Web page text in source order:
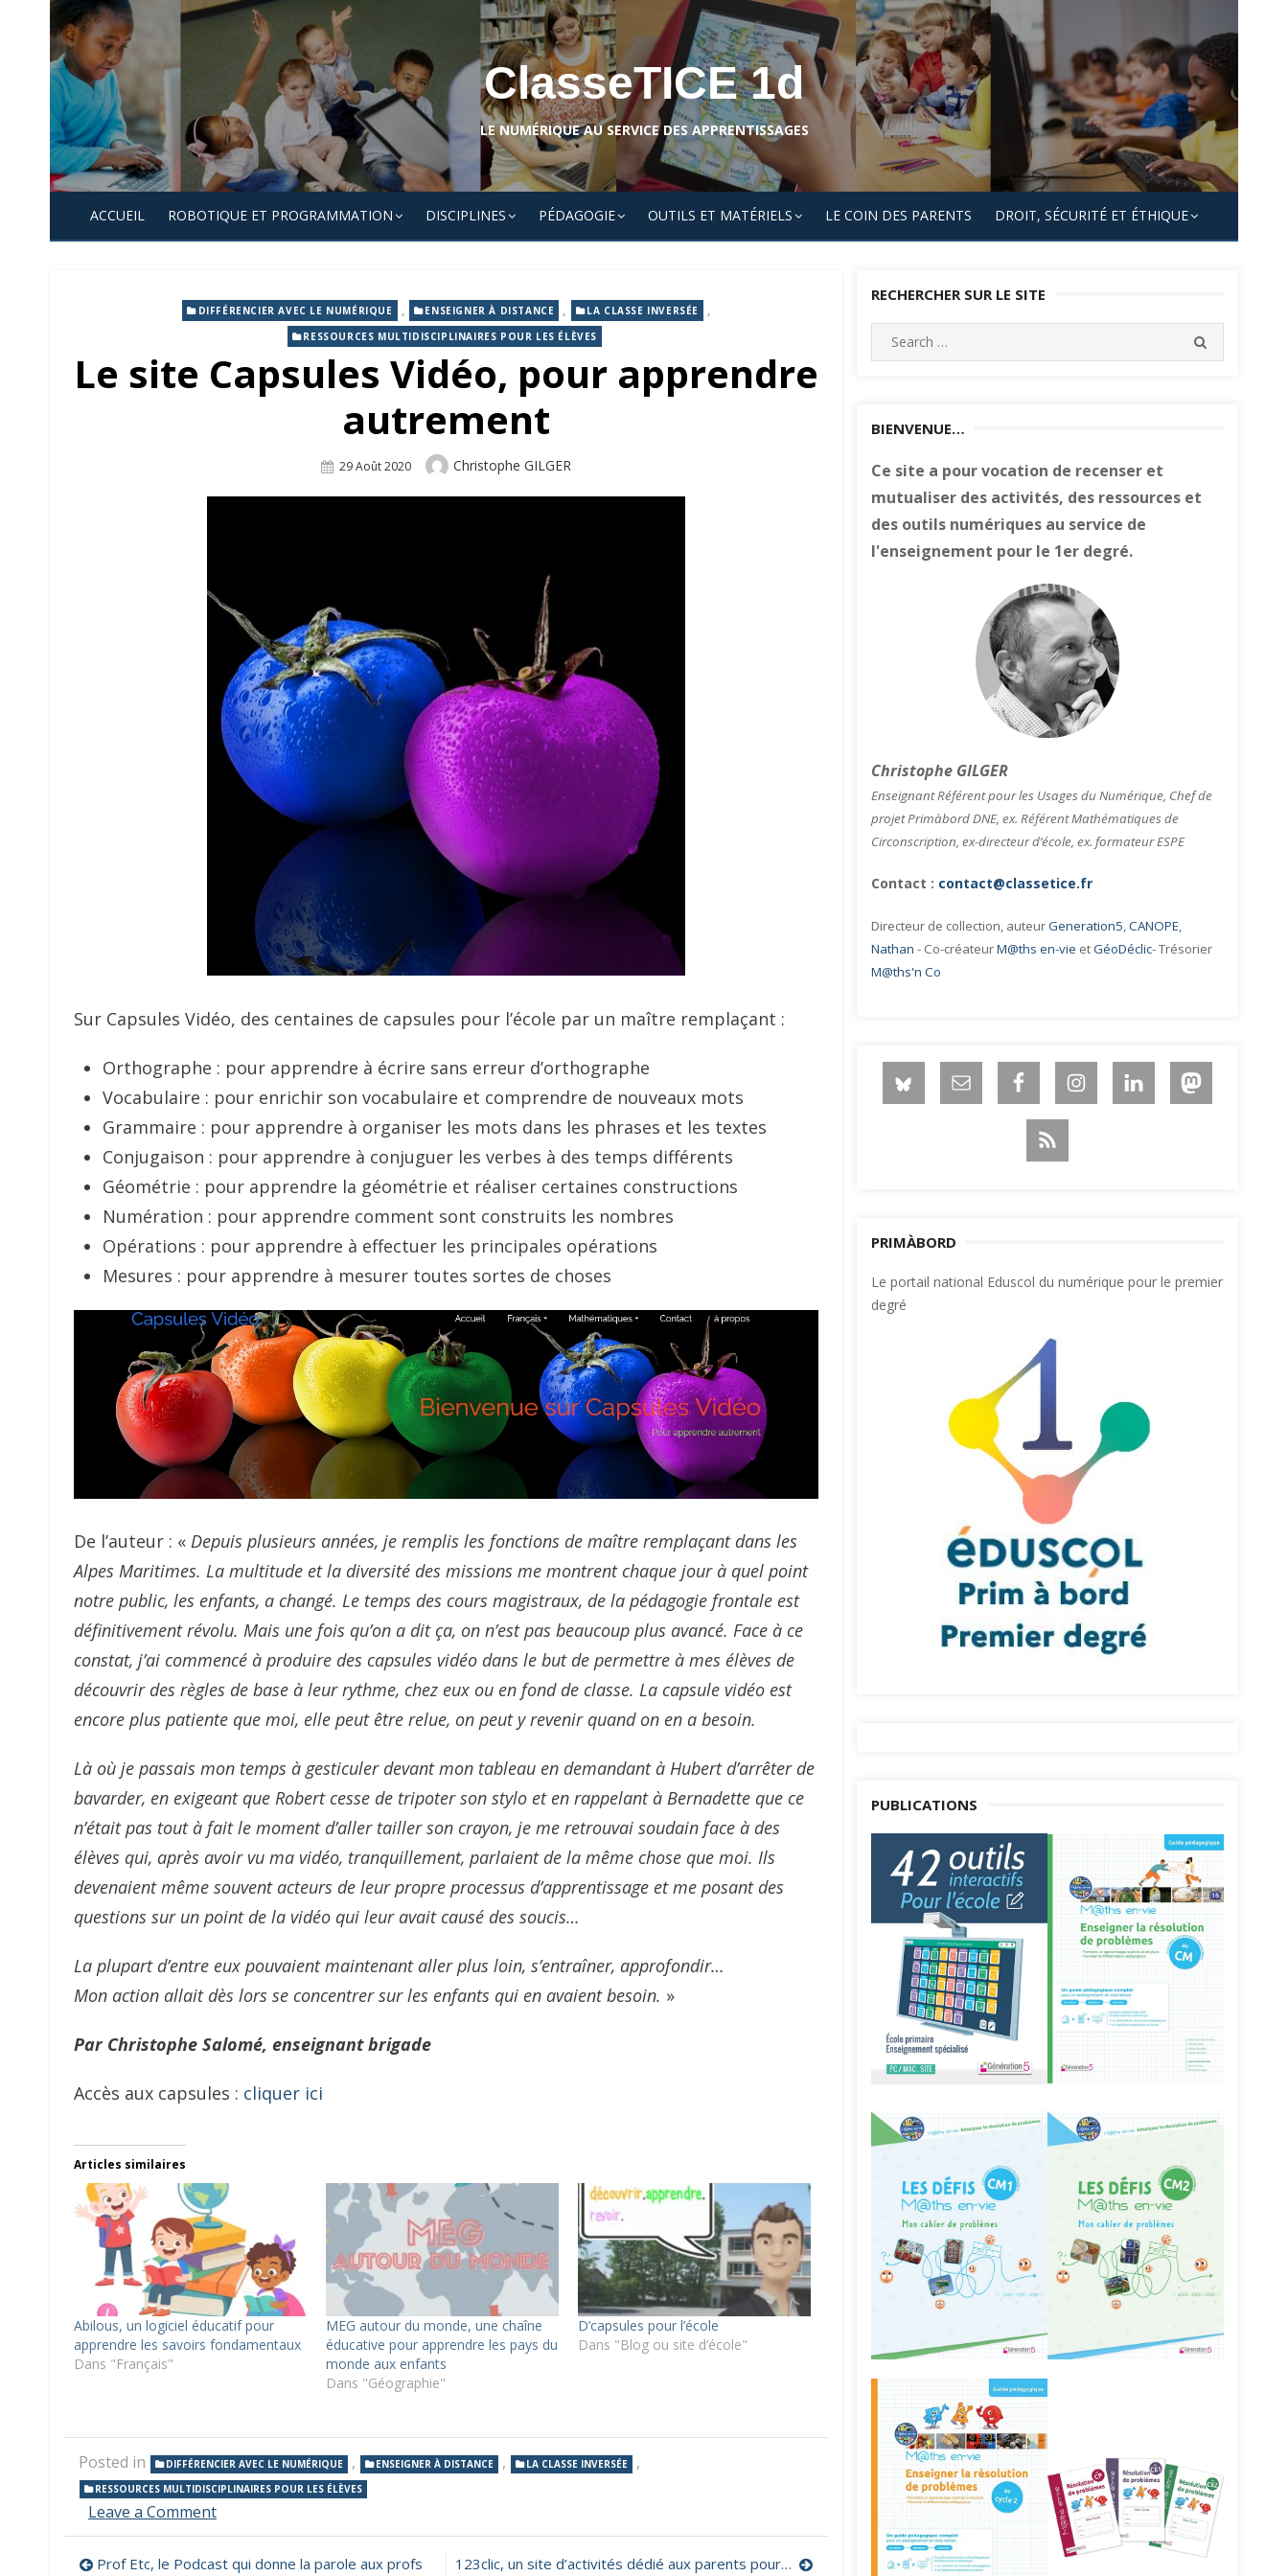
Skip
to
content
ClasseTICE 1d
LE NUMÉRIQUE AU SERVICE DES APPRENTISSAGES
ACCUEIL ROBOTIQUE ET PROGRAMMATION DISCIPLINES PÉDAGOGIE OUTILS ET MATÉRIELS LE COIN DES PARENTS DROIT, SÉCURITÉ ET ÉTHIQUE
DIFFÉRENCIER AVEC LE NUMÉRIQUE , ENSEIGNER À DISTANCE , LA CLASSE INVERSÉE ,
RESSOURCES MULTIDISCIPLINAIRES POUR LES ÉLÈVES
Le site Capsules Vidéo, pour apprendre
autrement
Posted
29 Août 2020 Author
Christophe GILGER
Sur Capsules Vidéo, des centaines de capsules pour l’école par un maître remplaçant :
Orthographe : pour apprendre à écrire sans erreur d’orthographe
Vocabulaire : pour enrichir son vocabulaire et comprendre de nouveaux mots
Grammaire : pour apprendre à organiser les mots dans les phrases et les textes
Conjugaison : pour apprendre à conjuguer les verbes à des temps différents
Géométrie : pour apprendre la géométrie et réaliser certaines constructions
Numération : pour apprendre comment sont construits les nombres
Opérations : pour apprendre à effectuer les principales opérations
Mesures : pour apprendre à mesurer toutes sortes de choses
De l’auteur : « Depuis plusieurs années, je remplis les fonctions de maître remplaçant dans les
Alpes Maritimes. La multitude et la diversité des missions me montrent chaque jour à quel point
notre public, les enfants, a changé. Le temps des cours magistraux, de la pédagogie frontale est
définitivement révolu. Mais une fois qu’on a dit ça, on n’est pas beaucoup plus avancé. Face à ce
constat, j’ai commencé à produire des capsules vidéo dans le but de permettre à mes élèves de
découvrir des règles de base à leur rythme, chez eux ou en fond de classe. La capsule vidéo est
encore plus patiente que moi, elle peut être relue, on peut y revenir quand on en a besoin.
Là où je passais mon temps à gesticuler devant mon tableau en demandant à Hubert d’arrêter de
bavarder, en exigeant que Robert cesse de tripoter son stylo et en rappelant à Bernadette que ce
n’était pas tout à fait le moment d’aller tailler son crayon, je me retrouvai soudain face à des
élèves qui, après avoir vu ma vidéo, tranquillement, parlaient de la même chose que moi. Ils
devenaient même souvent acteurs de leur propre processus d’apprentissage et me posant des
questions sur un point de la vidéo qui leur avait causé des soucis…
La plupart d’entre eux pouvaient maintenant aller plus loin, s’entraîner, approfondir…
Mon action allait dès lors se concentrer sur les enfants qui en avaient besoin. »
Par Christophe Salomé, enseignant brigade
Accès aux capsules : cliquer ici
Articles similaires
Abilous, un logiciel éducatif pour
apprendre les savoirs fondamentaux
Dans "Français"
MEG autour du monde, une chaîne
éducative pour apprendre les pays du
monde aux enfants
Dans "Géographie"
D’capsules pour l’école
Dans "Blog ou site d’école"
Posted in DIFFÉRENCIER AVEC LE NUMÉRIQUE , ENSEIGNER À DISTANCE , LA CLASSE INVERSÉE ,
RESSOURCES MULTIDISCIPLINAIRES POUR LES ÉLÈVES
Leave a Commenton
Capsules
Navigation
Prof Etc, le Podcast qui donne la parole aux profs 123clic, un site d’activités dédié aux parents pour accompagner leurs enfants dans les usages du numérique
RECHERCHER SUR LE SITE
Search
for:
BIENVENUE…
Ce site a pour vocation de recenser et
mutualiser des activités, des ressources et
des outils numériques au service de
l'enseignement pour le 1er degré.
Christophe GILGER
Enseignant Référent pour les Usages du Numérique, Chef de
projet Primàbord DNE, ex. Référent Mathématiques de
Circonscription, ex-directeur d’école, ex. formateur ESPE
Contact : contact@classetice.fr
Directeur de collection, auteurGeneration5,CANOPE,
Nathan - Co-créateurM@ths en-vie etGéoDéclic- Trésorier
M@ths'n Co
PRIMÀBORD
Le portail national Eduscol du numérique pour le premier
degré
PUBLICATIONS